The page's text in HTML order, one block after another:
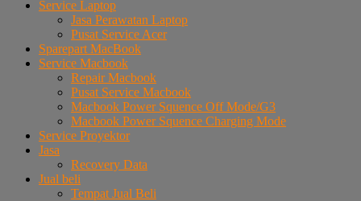
Service Laptop
Jasa Perawatan Laptop
Pusat Service Acer
Sparepart MacBook
Service Macbook
Repair Macbook
Pusat Service Macbook
Macbook Power Squence Off Mode/G3
Macbook Power Squence Charging Mode
Service Proyektor
Jasa
Recovery Data
Jual beli
Tempat Jual Beli